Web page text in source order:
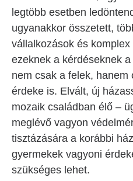
legtöbb esetben
ugyanakkor összetett,
vállalkozások és komplex
ezeknek a kérdéseknek
nem csak a felek,
érdeke is. Elvált, új
mozaik családban élő –
meglévő vagyon
tisztázására a korábbi
gyermekek vagyoni
szükséges lehet.